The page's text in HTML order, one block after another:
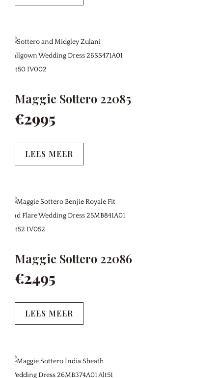
Maggie Sottero 22085
€2995
LEES MEER
Maggie Sottero 22086
€2495
LEES MEER